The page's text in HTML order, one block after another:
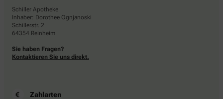
Schiller Apotheke
Inhaber: Dorothee Ognjanoski
Schillerstr. 2
64354 Reinheim
Sie haben Fragen?
Kontaktieren Sie uns direkt.
Zahlarten